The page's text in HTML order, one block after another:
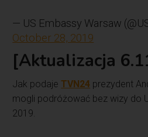
— US Embassy Warsaw
October 28, 2019
[Aktualizacja
Jak podajeTVN24 prezydent
mogli podróżować bez wizy do
2019.